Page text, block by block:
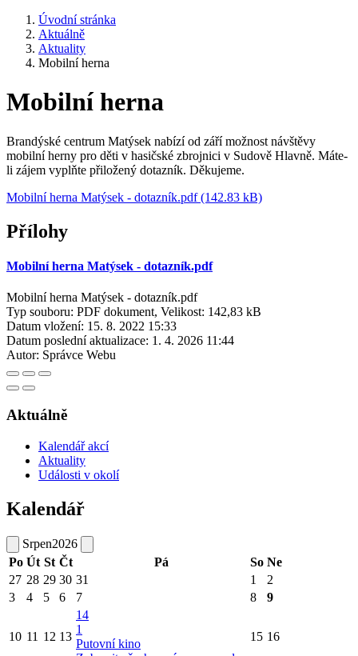
Úvodní stránka
Aktuálně
Aktuality
Mobilní herna
Mobilní herna
Brandýské centrum Matýsek nabízí od září možnost návštěvy
mobilní herny pro děti v hasičské zbrojnici v Sudově Hlavně. Máte-
li zájem vyplňte přiložený dotazník. Děkujeme.
Mobilní herna Matýsek - dotazník.pdf (142.83 kB)
Přílohy
Mobilní herna Matýsek - dotazník.pdf
Mobilní herna Matýsek - dotazník.pdf
Typ souboru: PDF dokument, Velikost: 142,83 kB
Datum vložení: 15. 8. 2022 15:33
Datum poslední aktualizace: 1. 4. 2026 11:44
Autor: Správce Webu
Aktuálně
Kalendář akcí
Aktuality
Události v okolí
Kalendář
Srpen2026
Po Út St Čt Pá So Ne
27 28 29 30 31 1
2
3
4 5 6 7 8 9
10 11 12 13
14
1
Putovní kino
15 16